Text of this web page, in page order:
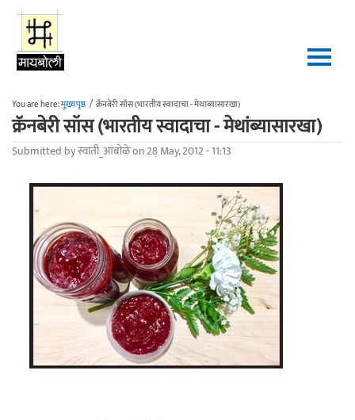
Skip to main content
You are here:मुख्यपृष्ठ / क्रॅनबेरी सॉस (भारतीय स्वादाचा - मेथांब्यासारखा)
क्रॅनबेरी सॉस (भारतीय स्वादाचा - मेथांब्यासारखा)
Submitted byस्वाती_आंबोळेon 28 May, 2012 - 11:13